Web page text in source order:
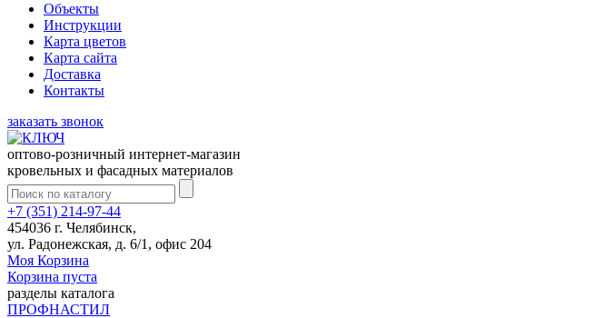
Объекты
Инструкции
Карта цветов
Карта сайта
Доставка
Контакты
заказать звонок
оптово-розничный интернет-магазин
кровельных и фасадных материалов
+7 (351) 214-97-44
454036 г. Челябинск,
ул. Радонежская, д. 6/1, офис 204
Моя Корзина
Корзина пуста
разделы каталога
ПРОФНАСТИЛ